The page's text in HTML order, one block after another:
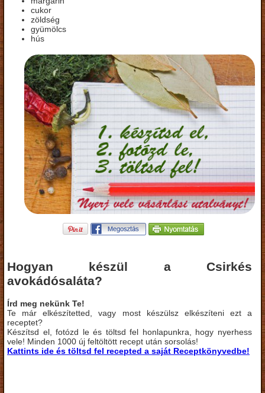
cukor
zöldség
gyümölcs
hús
Hogyan készül a Csirkés
avokádósaláta?
Írd meg nekünk Te!
Te már elkészítetted, vagy most készülsz elkészíteni ezt a
receptet?
Készítsd el, fotózd le és töltsd fel honlapunkra, hogy nyerhess
vele! Minden 1000 új feltöltött recept után sorsolás!
Kattints ide és töltsd fel recepted a saját Receptkönyvedbe!